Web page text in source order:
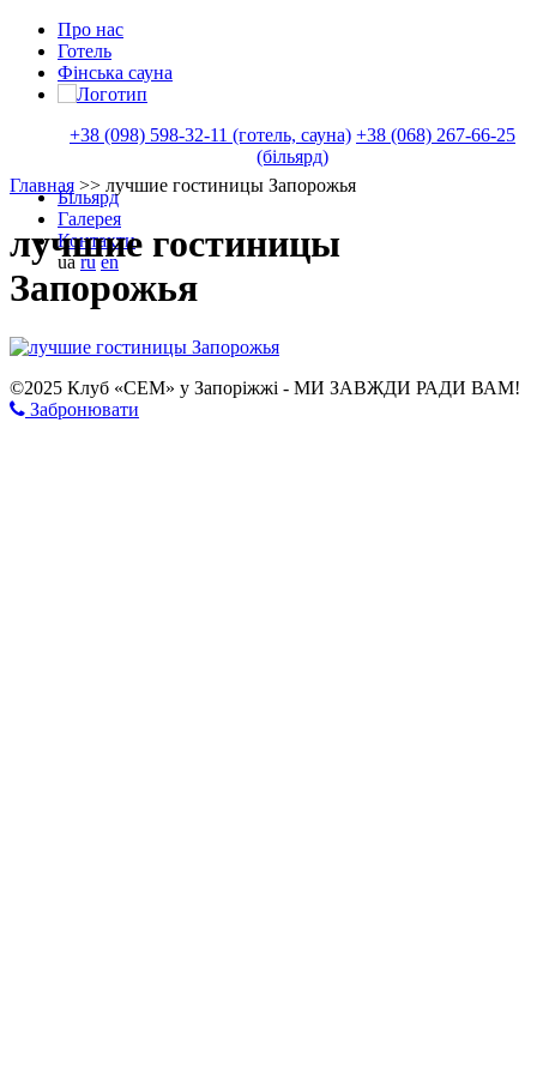
Про нас
Готель
Фінська сауна
+38 (098) 598-32-11 (готель, сауна) +38 (068) 267-66-25
(більярд)
Більярд
Галерея
Контакти
ua ru en
Главная >> лучшие гостиницы Запорожья
лучшие гостиницы
Запорожья
©2025 Клуб «СЕМ» у Запоріжжі - МИ ЗАВЖДИ РАДИ ВАМ!
Забронювати